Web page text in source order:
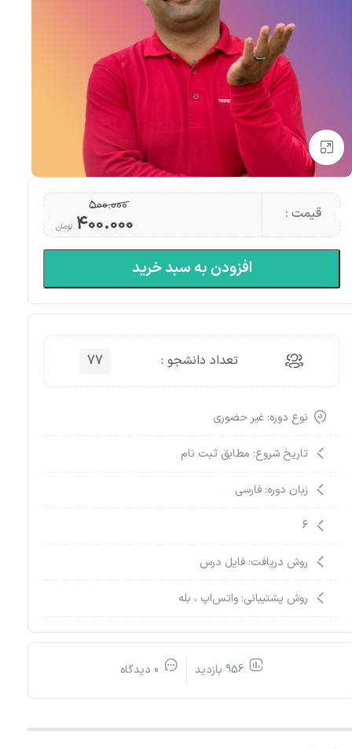
بزرگنمایی تصویر
قیمت : 500.000
400.000 تومان
افزودن به سبد خرید
تعداد دانشجو : 77
نوع دوره: غیر حضوری
تاریخ شروع: مطابق ثبت نام
زبان دوره: فارسی
6
روش دریافت: فایل درس
روش پشتیبانی: واتس‌اپ ، بله
956 بازدید 0 دیدگاه